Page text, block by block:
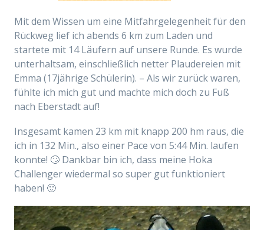
Mit dem Wissen um eine Mitfahrgelegenheit für den
Rückweg lief ich abends 6 km zum Laden und
startete mit 14 Läufern auf unsere Runde. Es wurde
unterhaltsam, einschließlich netter Plaudereien mit
Emma (17jährige Schülerin). – Als wir zurück waren,
fühlte ich mich gut und machte mich doch zu Fuß
nach Eberstadt auf!
Insgesamt kamen 23 km mit knapp 200 hm raus, die
ich in 132 Min., also einer Pace von 5:44 Min. laufen
konnte! 🙄 Dankbar bin ich, dass meine Hoka
Challenger wiedermal so super gut funktioniert
haben! 🙂